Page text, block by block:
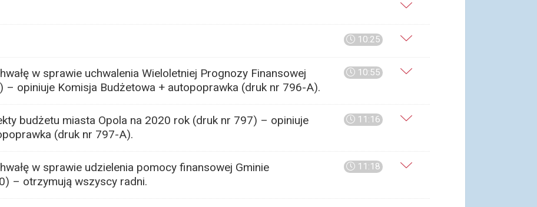
10:25
10:55
w sprawie uchwalenia Wieloletniej Prognozy Finansowej
– opiniuje Komisja Budżetowa + autopoprawka (druk nr 796-A).
11:16
budżetu miasta Opola na 2020 rok (druk nr 797) – opiniuje
(druk nr 797-A).
11:18
w sprawie udzielenia pomocy finansowej Gminie
– otrzymują wszyscy radni.